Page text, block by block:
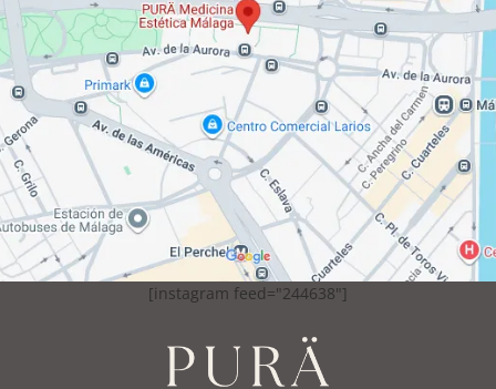
[instagram feed="244638"]